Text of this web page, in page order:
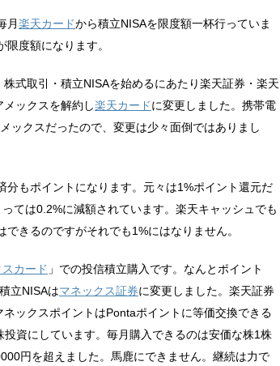
月楽天カードから積立NISAを限度額一杯行っていま
度額になります。
式取引・積立NISAを始めるにあたり楽天証券・楽天
ックスを解約し楽天カードに変更しました。携帯電
ックスだったので、変更は少々面倒ではありまし
分もポイントになります。元々は1%ポイント還元だ
ては0.2%に減額されています。楽天キャッシュでも
きるのですがそれでも1%にはなりません。
カード 」での投信積立購入です。なんとポイント
立NISAはマネックス証券に変更しました。楽天証券
ックスポイントはPontaポイントに等価交換できる
投資にしています。毎月購入できるのは安価な株1株
円を超えました。馬鹿にできません。継続は力で